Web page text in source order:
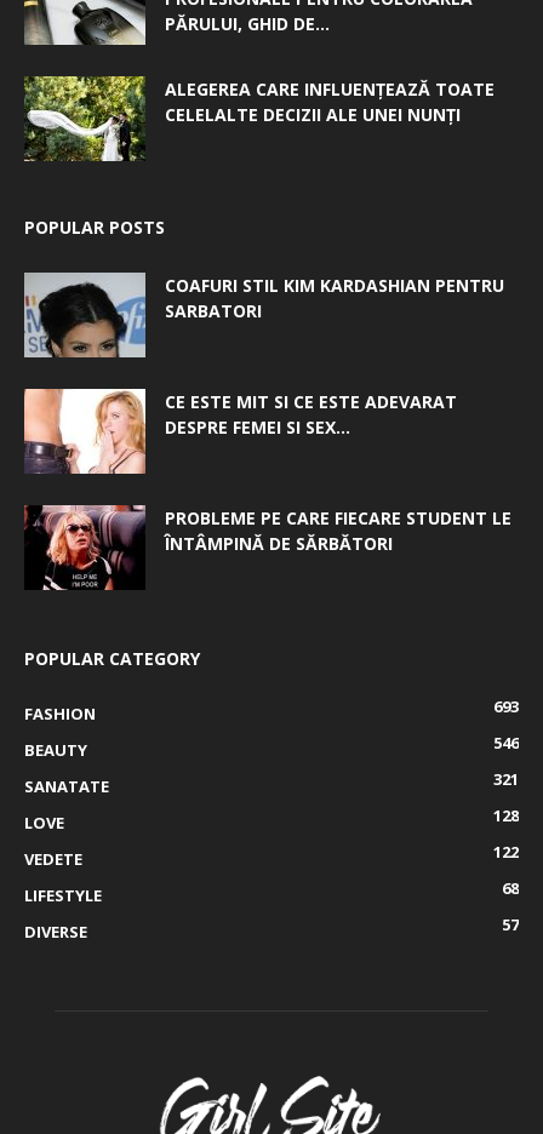
PĂRULUI, GHID DE...
ALEGEREA CARE INFLUENȚEAZĂ TOATE
CELELALTE DECIZII ALE UNEI NUNȚI
POPULAR POSTS
COAFURI STIL KIM KARDASHIAN PENTRU
SARBATORI
CE ESTE MIT SI CE ESTE ADEVARAT
DESPRE FEMEI SI SEX...
PROBLEME PE CARE FIECARE STUDENT LE
ÎNTÂMPINĂ DE SĂRBĂTORI
POPULAR CATEGORY
FASHION
693
BEAUTY
546
SANATATE
321
LOVE
128
VEDETE
122
LIFESTYLE
68
DIVERSE
57